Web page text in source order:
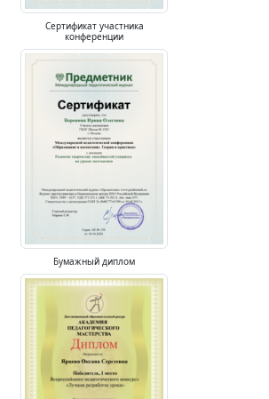
Сертификат участника
конференции
Бумажный диплом